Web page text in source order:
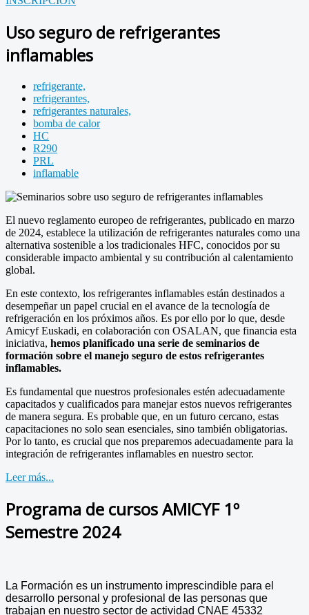
Uso seguro de refrigerantes
inflamables
refrigerante,
refrigerantes,
refrigerantes naturales,
bomba de calor
HC
R290
PRL
inflamable
El nuevo reglamento europeo de refrigerantes, publicado en marzo
de 2024, establece la utilización de refrigerantes naturales como una
alternativa sostenible a los tradicionales HFC, conocidos por su
considerable impacto ambiental y su contribución al calentamiento
global.
En este contexto, los refrigerantes inflamables están destinados a
desempeñar un papel crucial en el avance de la tecnología de
refrigeración en los próximos años. Es por ello por lo que, desde
Amicyf Euskadi, en colaboración con OSALAN, que financia esta
iniciativa, hemos planificado una serie de seminarios de
formación sobre el manejo seguro de estos refrigerantes
inflamables.
Es fundamental que nuestros profesionales estén adecuadamente
capacitados y cualificados para manejar estos nuevos refrigerantes
de manera segura. Es probable que, en un futuro cercano, estas
capacitaciones no solo sean esenciales, sino también obligatorias.
Por lo tanto, es crucial que nos preparemos adecuadamente para la
integración de refrigerantes inflamables en nuestro sector.
Leer más...
Programa de cursos AMICYF 1º
Semestre 2024
La Formación es un instrumento imprescindible para el
desarrollo personal y profesional de las personas que
trabajan en nuestro sector de actividad CNAE 45332